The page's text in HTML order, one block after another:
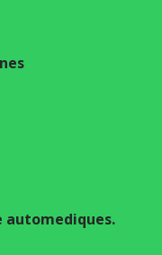
automediques.